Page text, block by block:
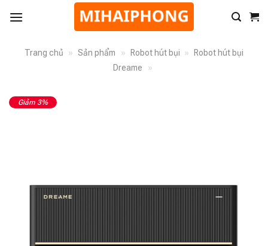
Trang chủ » Sản phẩm » Robot hút bụi »
Robot hút bụi
Dreame
»
Giảm 3%